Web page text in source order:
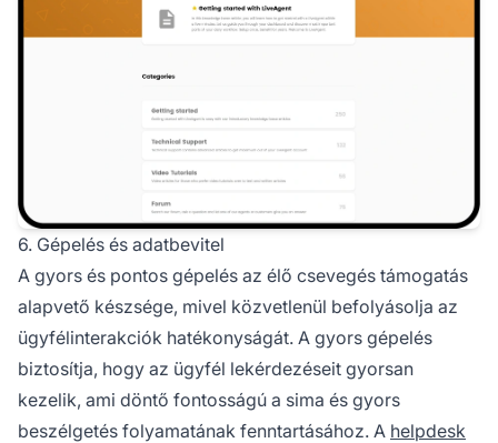
6. Gépelés és adatbevitel
A gyors és pontos gépelés az élő csevegés támogatás
alapvető készsége, mivel közvetlenül befolyásolja az
ügyfélinterakciók hatékonyságát. A gyors gépelés
biztosítja, hogy az ügyfél lekérdezéseit gyorsan
kezelik, ami döntő fontosságú a sima és gyors
beszélgetés folyamatának fenntartásához. A helpdesk